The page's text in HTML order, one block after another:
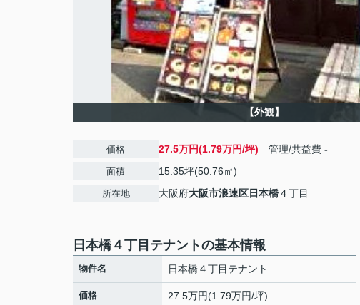
【外観】
価格 27.5万円(1.79万円/坪) 管理/共益費 -
面積 15.35坪(50.76㎡)
所在地 大阪府大阪市浪速区日本橋４丁目
日本橋４丁目テナントの基本情報
物件名 日本橋４丁目テナント
価格 27.5万円(1.79万円/坪)